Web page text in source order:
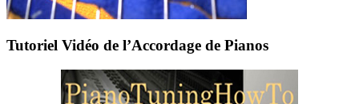
Tutoriel Vidéo de l’Accordage de Pianos